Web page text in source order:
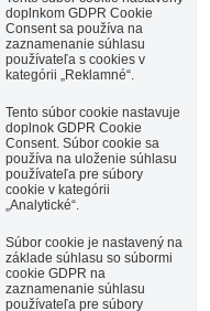
doplnkom GDPR Cookie
Consent sa používa na
zaznamenanie súhlasu
používateľa s cookies v
kategórii „Reklamné“.
Tento súbor cookie nastavuje
doplnok GDPR Cookie
Consent. Súbor cookie sa
používa na uloženie súhlasu
používateľa pre súbory
cookie v kategórii
„Analytické“.
Súbor cookie je nastavený na
základe súhlasu so súbormi
cookie GDPR na
zaznamenanie súhlasu
používateľa pre súbory